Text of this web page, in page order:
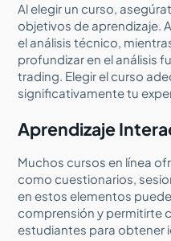
Al elegir un curso,
objetivos de aprendizaje.
el análisis técnico,
profundizar en el análisis
trading. Elegir el curso
significativamente tu
Aprendizaje
Muchos cursos en línea
como cuestionarios,
en estos elementos
comprensión y permitirte
estudiantes para obtener